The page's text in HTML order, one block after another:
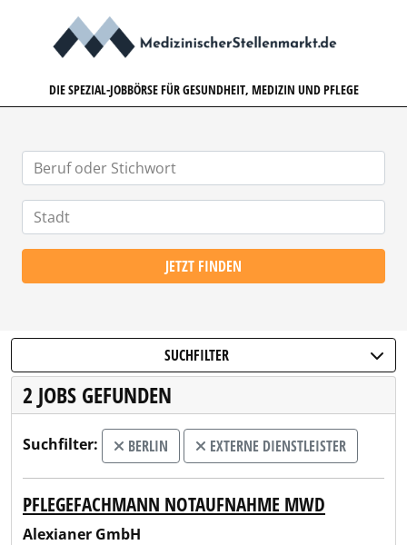
DIE SPEZIAL-JOBBÖRSE FÜR GESUNDHEIT, MEDIZIN UND PFLEGE
JETZT FINDEN
SUCHFILTER
2 JOBS GEFUNDEN
Suchfilter: BERLIN EXTERNE DIENSTLEISTER
PFLEGEFACHMANN NOTAUFNAHME MWD
Alexianer GmbH